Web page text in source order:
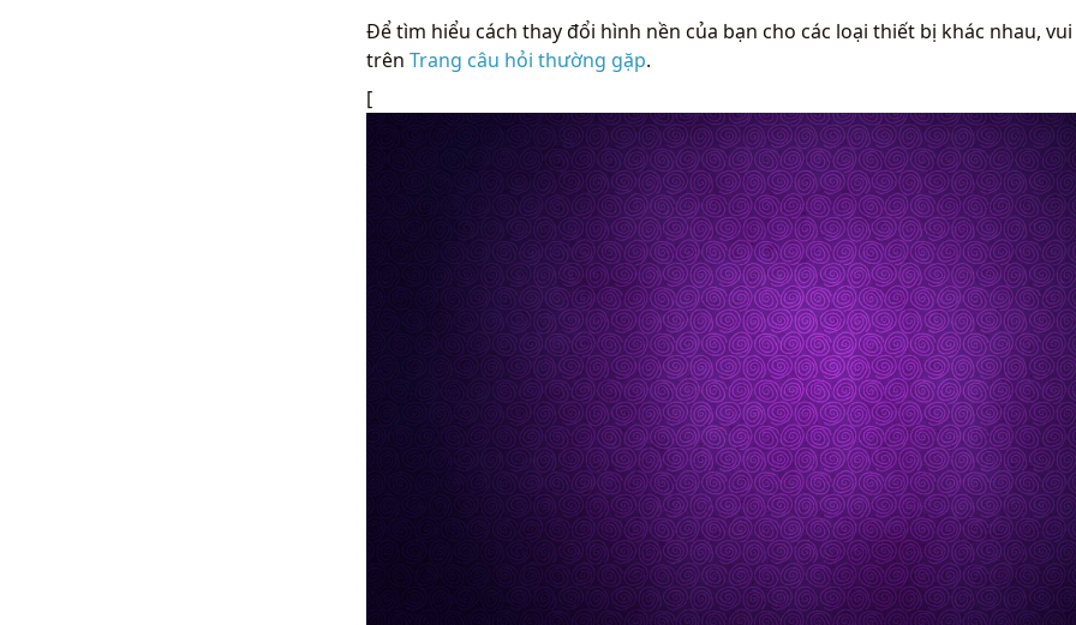
Để tìm hiểu cách thay đổi hình nền của bạn cho các loại thiết bị khác nhau,
trên Trang câu hỏi thường gặp.
[